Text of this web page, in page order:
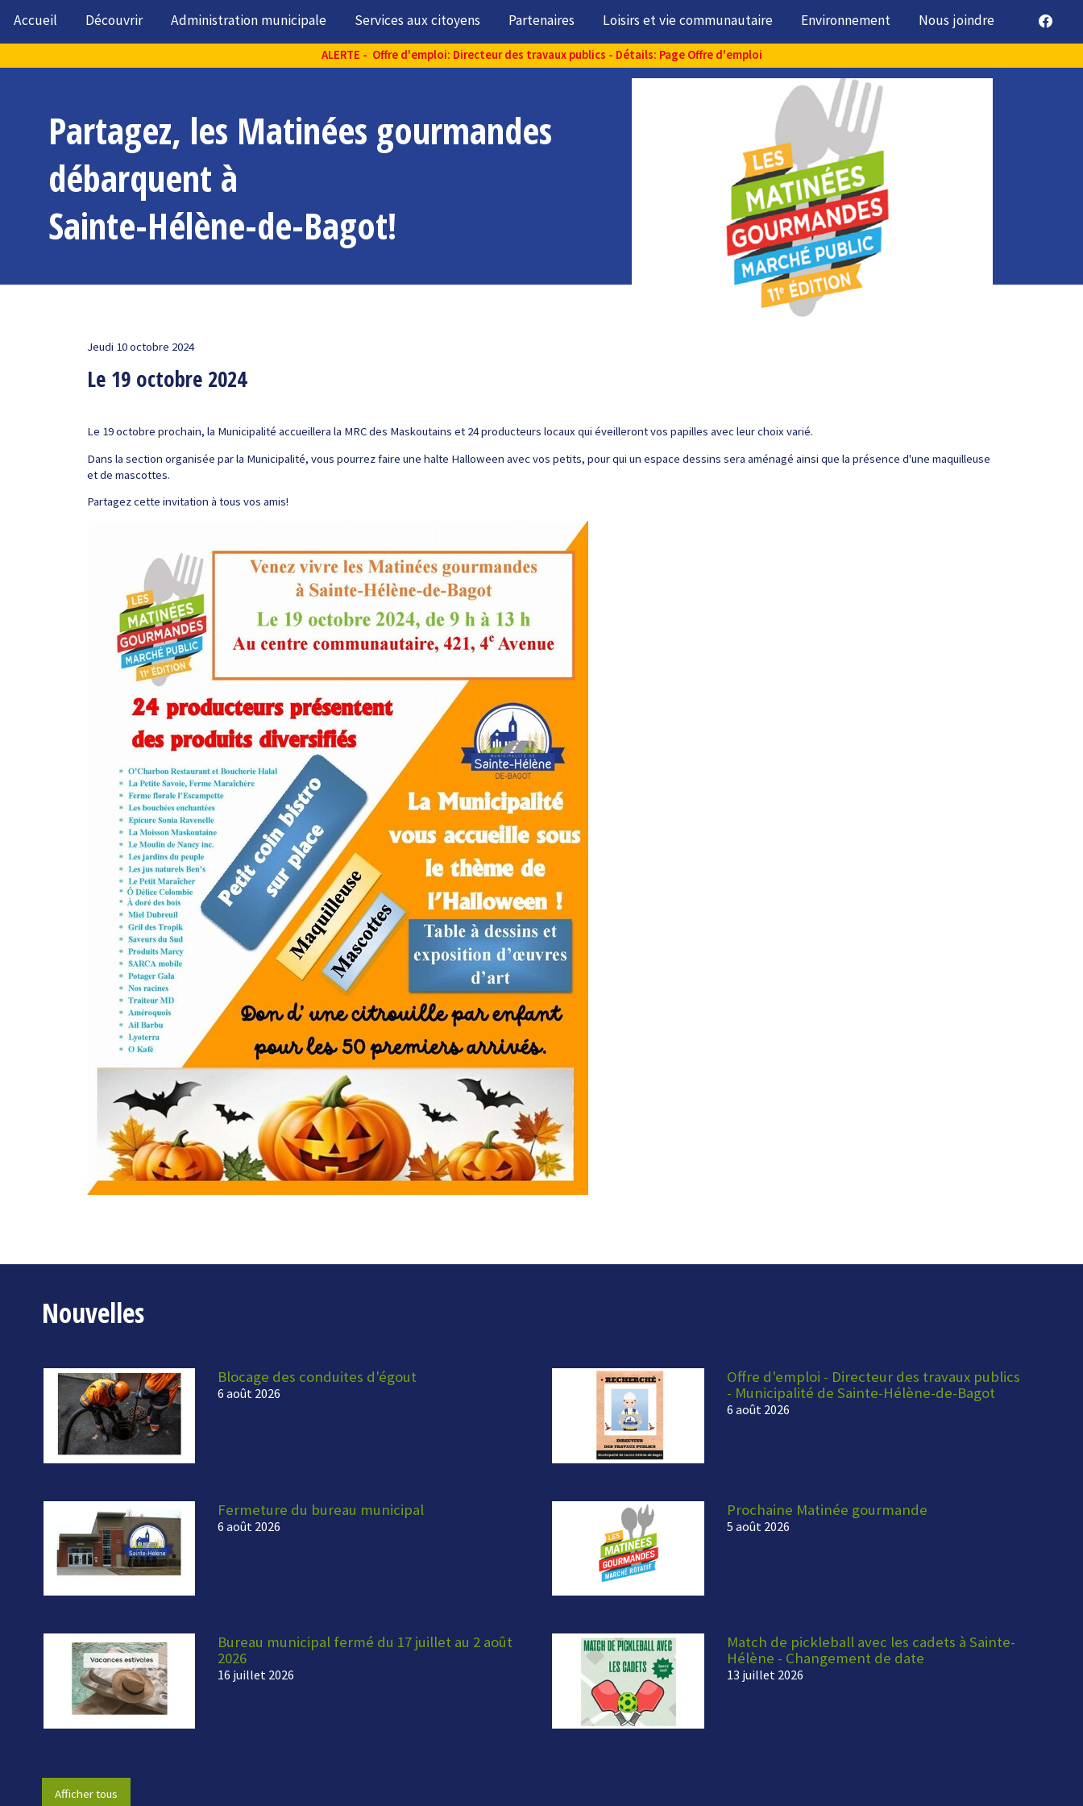
Accueil Découvrir Administration municipale Services aux citoyens Partenaires Loisirs et vie communautaire Environnement Nous joindre
ALERTE - Offre d'emploi: Directeur des travaux publics - Détails: Page Offre d'emploi
Partagez, les Matinées gourmandes
débarquent à
Sainte-Hélène-de-Bagot!
Jeudi 10 octobre 2024
Le 19 octobre 2024
Le 19 octobre prochain, la Municipalité accueillera la MRC des Maskoutains et 24 producteurs locaux qui éveilleront vos papilles avec leur choix varié.
Dans la section organisée par la Municipalité, vous pourrez faire une halte Halloween avec vos petits, pour qui un espace dessins sera aménagé ainsi que la présence d'une maquilleuse
et de mascottes.
Partagez cette invitation à tous vos amis!
Nouvelles
Blocage des conduites d'égout
6 août 2026
Offre d'emploi - Directeur des travaux publics
- Municipalité de Sainte-Hélène-de-Bagot
6 août 2026
Fermeture du bureau municipal
6 août 2026
Prochaine Matinée gourmande
5 août 2026
Bureau municipal fermé du 17 juillet au 2 août
2026
16 juillet 2026
Match de pickleball avec les cadets à Sainte-
Hélène - Changement de date
13 juillet 2026
Afficher tous